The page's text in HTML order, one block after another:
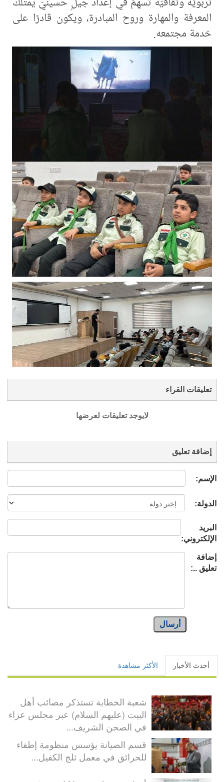
المعرفة والمهارة وروح المبادرة، ويكون قادرًا على
خدمة مجتمعه.
تعليقات القراء
لايوجد تعليقات لعرضها
إضافة تعليق
الإسم:
الدولة:
البريد
الإلكتروني:
إضافة
تعليق ..:
أرسال
أحدث الأخبار الأكثر مشاهدة
شعبة الخطابة تستذكر مصائب أهل
البيت (عليهم السلام) عبر مجلس عزاء
في الصحن الشريف...
قسم الصيانة يؤسس منظومة إطفاء
للحرائق في معمل ثلج الكفيل...